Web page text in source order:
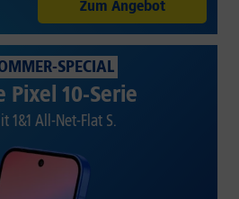
Zum Angebot
SPECIAL
Pixel 10-Serie
1&1 All-Net-Flat S.